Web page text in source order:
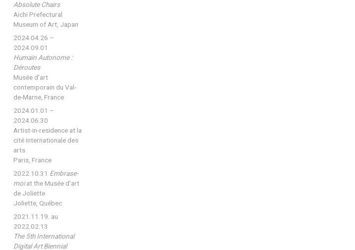
Absolute Chairs
Aichi Prefectural
Museum of Art, Japan
2024.04.26 –
2024.09.01
Humain Autonome :
Déroutes
Musée d'art
contemporain du Val-
de-Marne, France
2024.01.01 –
2024.06.30
Artist-in-residence at la
cité internationale des
arts
Paris, France
2022.10.31 Embrase-
moiat the Musée d'art
de Joliette
Joliette, Québec
2021.11.19. au
2022.02.13
The 5th International
Digital Art Biennial